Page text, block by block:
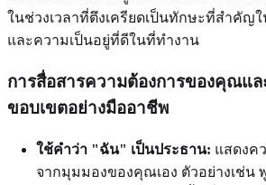
ในช่วงเวลาที่ตึงเครียดเป็นทักษะที่สำคัญ
และความเป็นอยู่ที่ดีในที่ทำงาน
การสื่อสารความต้องการของคุณแ
ขอบเขตอย่างมืออาชีพ
ใช้คำว่า "ฉัน" เป็นประธาน: แสดงค
จากมุมมองของคุณเอง ตัวอย่างเช่น